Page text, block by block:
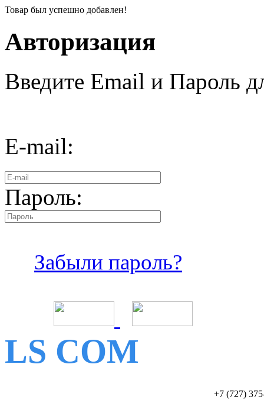
Товар был успешно добавлен!
Авторизация
Введите Email и Пароль
E-mail:
Пароль:
Забыли пароль?
LS COM
+7 (727)